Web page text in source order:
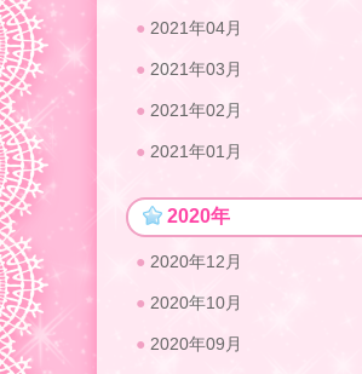
2021年04月
2021年03月
2021年02月
2021年01月
2020年
2020年12月
2020年10月
2020年09月